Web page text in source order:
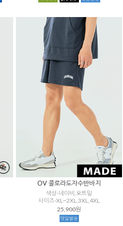
OV 콜로라도자수반바지
색상-네이비,오트밀
사이즈-XL~2XL,3XL,4XL
25,900원